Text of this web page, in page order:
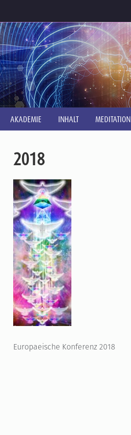
AKADEMIE INHALT MEDITATION
2018
Europaeische Konferenz 2018